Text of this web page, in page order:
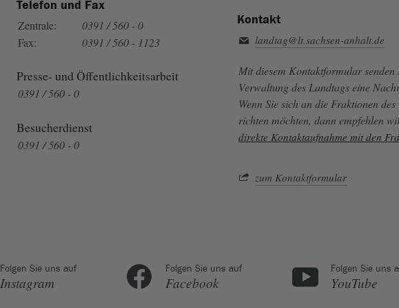
Telefon und Fax
Zentrale:
0391 / 560 - 0
Fax:
0391 / 560 - 1123
Presse- und Öffentlichkeitsarbeit
0391 / 560 - 0
Besucherdienst
0391 / 560 - 0
Kontakt
landtag@lt.sachsen-anhalt.de
Mit diesem Kontaktformular senden
Verwaltung des Landtags eine
Wenn Sie sich an die Fraktionen
richten möchten, dann empfehlen
direkte Kontaktaufnahme mit den
zum Kontaktformular
Folgen Sie uns auf
Instagram
Folgen Sie uns auf
Facebook
Folgen Sie uns
YouTube